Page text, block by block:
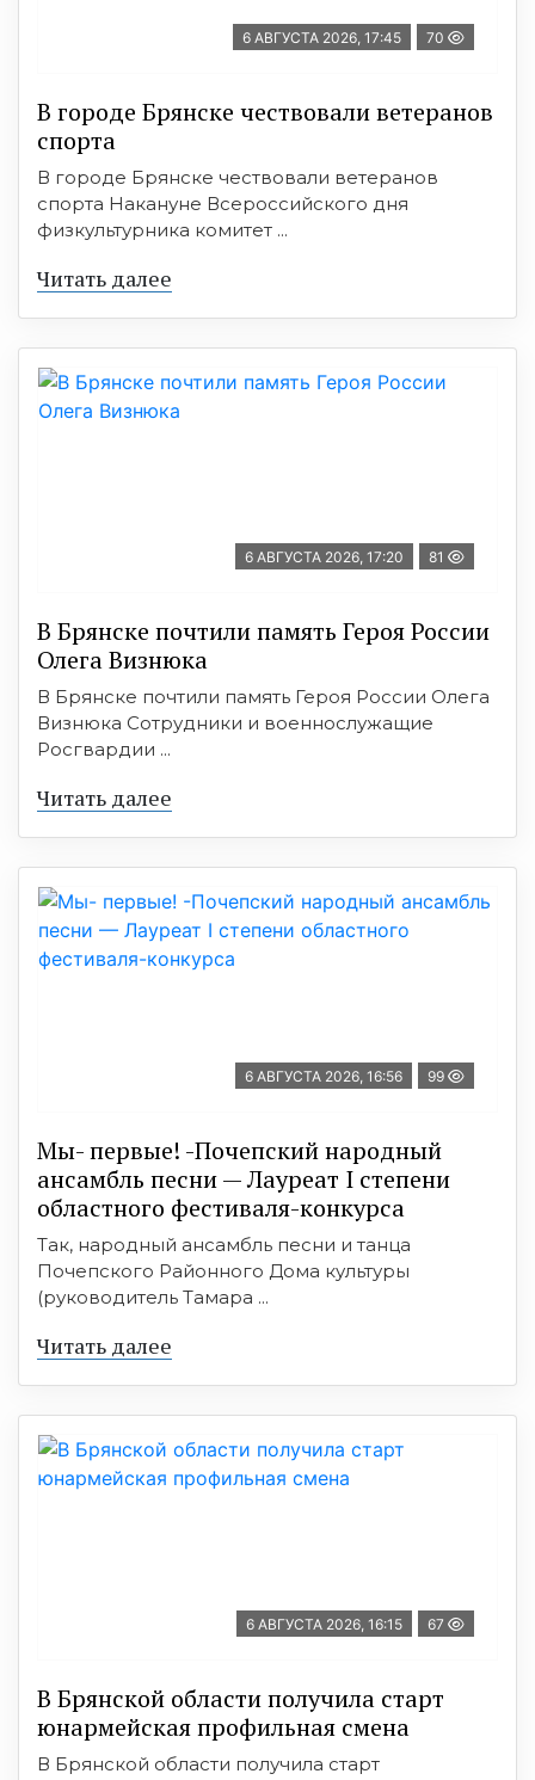
6 АВГУСТА 2026, 17:45 70
В городе Брянске чествовали ветеранов
спорта
В городе Брянске чествовали ветеранов
спорта Накануне Всероссийского дня
физкультурника комитет ...
Читать далее
6 АВГУСТА 2026, 17:20 81
В Брянске почтили память Героя России
Олега Визнюка
В Брянске почтили память Героя России Олега
Визнюка Сотрудники и военнослужащие
Росгвардии ...
Читать далее
6 АВГУСТА 2026, 16:56 99
Мы- первые! -Почепский народный
ансамбль песни — Лауреат I степени
областного фестиваля-конкурса
Так, народный ансамбль песни и танца
Почепского Районного Дома культуры
(руководитель Тамара ...
Читать далее
6 АВГУСТА 2026, 16:15 67
В Брянской области получила старт
юнармейская профильная смена
В Брянской области получила старт